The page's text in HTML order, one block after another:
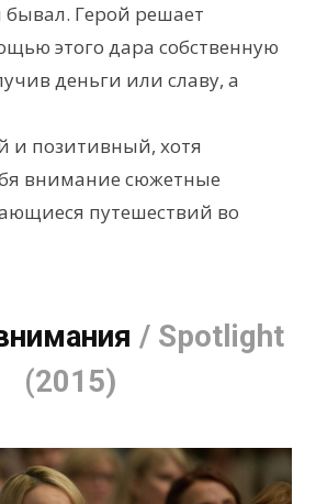
бывал. Герой решает
этого дара собственную
деньги или славу, а
и позитивный, хотя
внимание сюжетные
путешествий во
/ Spotlight
(2015)